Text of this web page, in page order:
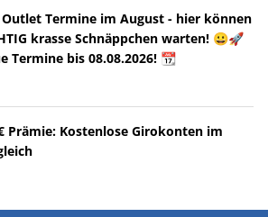
Termine im August - hier können
krasse Schnäppchen warten! 😀🚀
Termine bis 08.08.2026! 📆
Prämie: Kostenlose Girokonten im